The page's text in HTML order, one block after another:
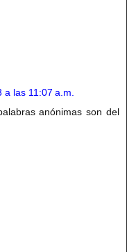
las 11:07 a.m.
anónimas son del